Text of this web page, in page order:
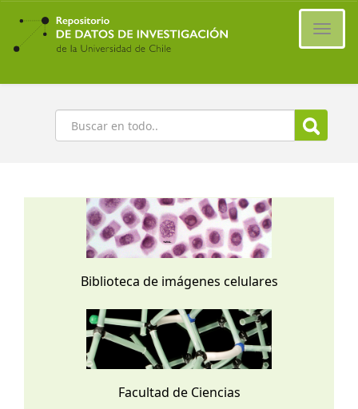
Ir
contenido
principal
Buscar
Biblioteca de imágenes celulares
Facultad de Ciencias